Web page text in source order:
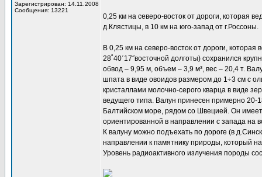
Зарегистрирован: 14.11.2008
Сообщения: 13221
0,25 км на северо-восток от дороги, которая
д.Клястицы, в 10 км на юго-запад от г.Россоны.
В 0,25 км на северо-восток от дороги,
28˚40΄17˝восточной долготы) сохранился
обвод – 9,95 м, объем – 3,9 м³, вес – 20,4 т.
шпата в виде овоидов размером до 1÷3 см с
кристаллами молочно-серого кварца в виде
ведущего типа. Валун принесен примерно 20-
Балтийском море, рядом со Швецией. Он
ориентированной в направлении с запада на
К валуну можно подъехать по дороге (в
направлении к памятнику природы, который
Уровень радиоактивного излучения породы